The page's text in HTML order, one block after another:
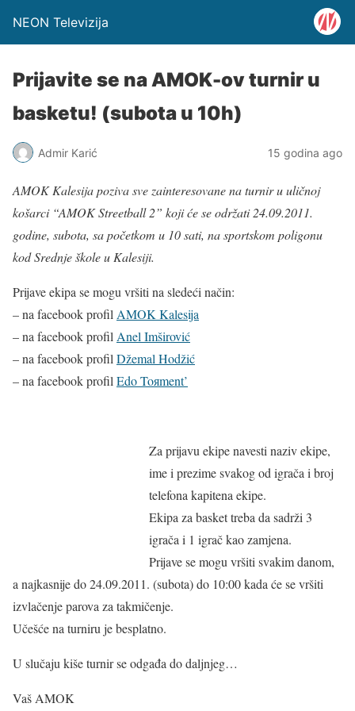
NEON Televizija
Prijavite se na AMOK-ov turnir u
basketu! (subota u 10h)
Admir Karić 15 godina ago
AMOK Kalesija poziva sve zainteresovane na turnir u uličnoj
košarci “AMOK Streetball 2” koji će se održati 24.09.2011.
godine, subota, sa početkom u 10 sati, na sportskom poligonu
kod Srednje škole u Kalesiji.
Prijave ekipa se mogu vršiti na sledeći način:
– na facebook profil AMOK Kalesija
– na facebook profil Anel Imširović
– na facebook profil Džemal Hodžić
– na facebook profil Edo Toяment’
Za prijavu ekipe navesti naziv ekipe,
ime i prezime svakog od igrača i broj
telefona kapitena ekipe.
Ekipa za basket treba da sadrži 3
igrača i 1 igrač kao zamjena.
Prijave se mogu vršiti svakim danom,
a najkasnije do 24.09.2011. (subota) do 10:00 kada će se vršiti
izvlačenje parova za takmičenje.
Učešće na turniru je besplatno.
U slučaju kiše turnir se odgađa do daljnjeg…
Vaš AMOK